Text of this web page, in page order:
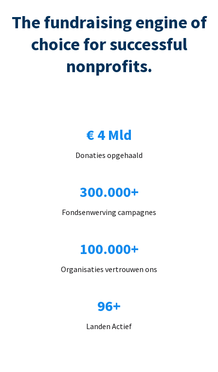
The fundraising engine of
choice for successful
nonprofits.
€ 4 Mld
Donaties opgehaald
300.000+
Fondsenwerving campagnes
100.000+
Organisaties vertrouwen ons
96+
Landen Actief